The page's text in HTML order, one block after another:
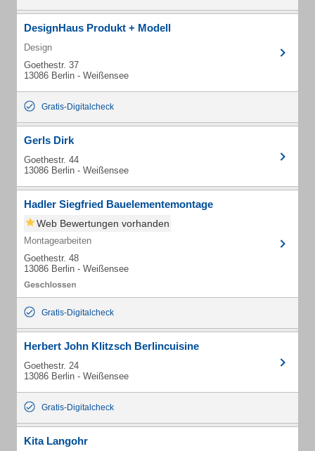
DesignHaus Produkt + Modell
Design
Goethestr. 37
13086 Berlin - Weißensee
Gratis-Digitalcheck
Gerls Dirk
Goethestr. 44
13086 Berlin - Weißensee
Hadler Siegfried Bauelementemontage
Web Bewertungen vorhanden
Montagearbeiten
Goethestr. 48
13086 Berlin - Weißensee
Gratis-Digitalcheck
Herbert John Klitzsch Berlincuisine
Goethestr. 24
13086 Berlin - Weißensee
Gratis-Digitalcheck
Kita Langohr